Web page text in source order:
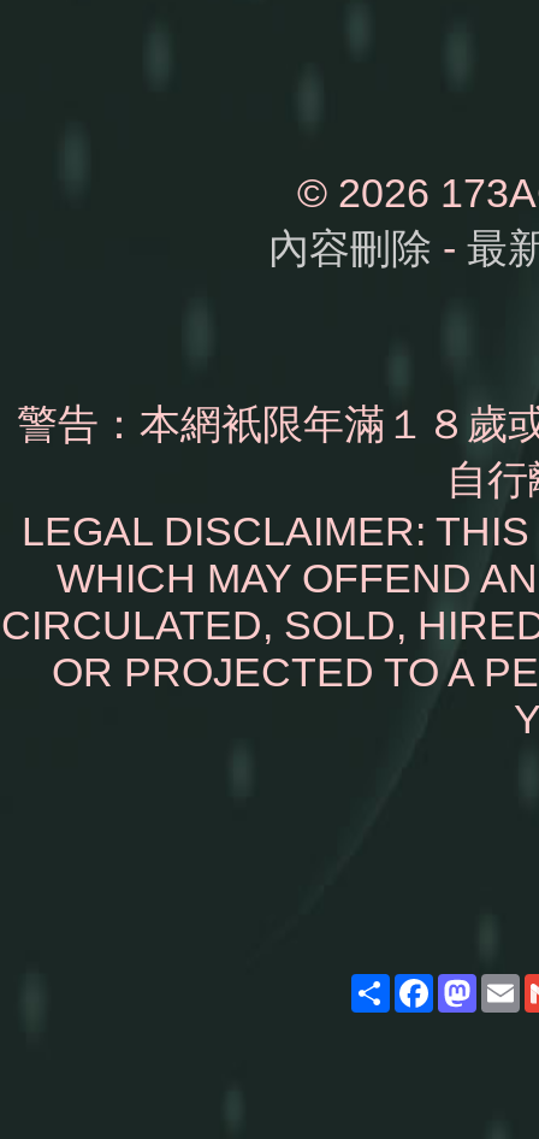
© 2026
內容刪除 - 最
警告：本網衹限年滿１８歲
自
LEGAL DISCLAIMER:
WHICH MAY OFFEND
CIRCULATED, SOLD,
OR PROJECTED TO A
ShareFacebook